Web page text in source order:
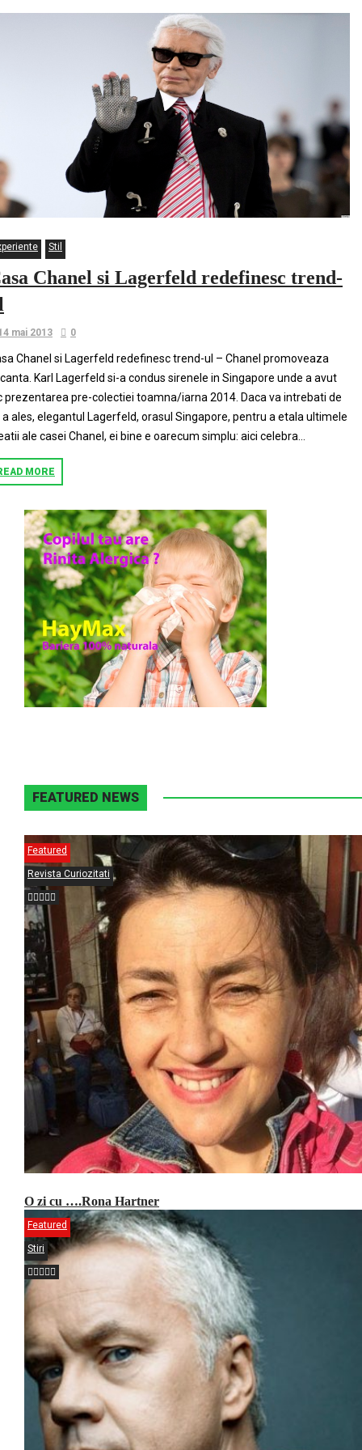
Stil
Chanel si Lagerfeld redefinesc trend-
mai 2013 0
Chanel si Lagerfeld redefinesc trend-ul – Chanel promoveaza
Karl Lagerfeld si-a condus sirenele in Singapore unde a avut
prezentarea pre-colectiei toamna/iarna 2014. Daca va intrebati de
a ales, elegantul Lagerfeld, orasul Singapore, pentru a etala ultimele
ale casei Chanel, ei bine e oarecum simplu: aici celebra...
MORE
FEATURED NEWS
Featured
Revista Curiozitati
O zi cu ….Rona Hartner
Featured
Stiri